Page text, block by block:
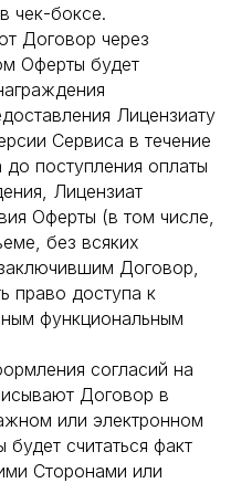
чек-боксе.
Договор через
Оферты будет
Лицензиату
Сервиса в течение
поступления оплаты
Лицензиат
Оферты (в том числе,
без всяких
Договор,
право доступа к
функциональным
согласий на
Договор в
или электронном
считаться факт
Сторонами или